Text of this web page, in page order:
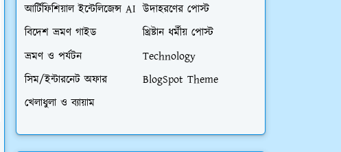
আর্টিফিশিয়াল ইন্টেলিজেন্স AI উদাহরণের পোস্ট
বিদেশ ভ্রমণ গাইড
খ্রিষ্টান ধর্মীয় পোস্ট
ভ্রমণ ও পর্যটন
Technology
সিম/ইন্টারনেট অফার
BlogSpot Theme
খেলাধুলা ও ব্যায়াম